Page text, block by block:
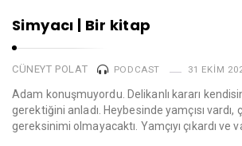
Simyacı | Bir kitap
CÜNEYT POLAT PODCAST 31 EKIM
Adam konuşmuyordu. Delikanlı kararı
gerektiğini anladı. Heybesinde yamçısı vardı,
gereksinimi olmayacaktı. Yamçıyı çıkardı ve